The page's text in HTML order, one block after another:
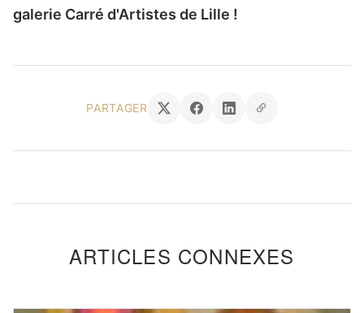
galerie Carré d'Artistes de Lille !
PARTAGER
ARTICLES CONNEXES